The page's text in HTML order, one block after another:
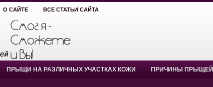
О САЙТЕ ВСЕ СТАТЬИ САЙТА
ПРЫЩИ НА РАЗЛИЧНЫХ УЧАСТКАХ КОЖИ ПРИЧИНЫ ПРЫЩЕЙ